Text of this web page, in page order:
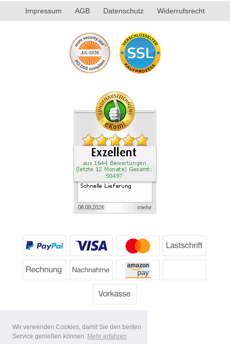
Wir verwenden Cookies, damit Sie den besten
Service genießen können. Mehr erfahren
Impressum AGB Datenschutz Widerrufsrecht